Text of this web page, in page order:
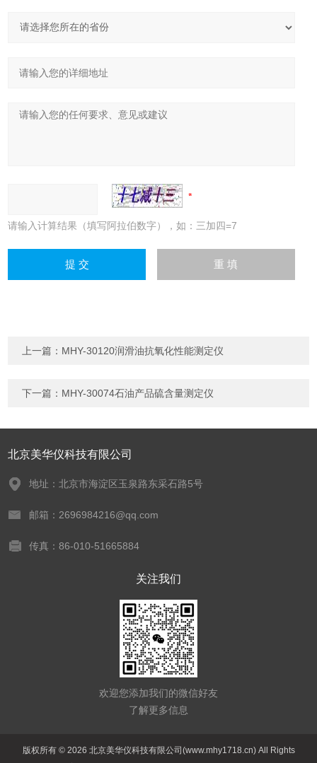
请输入计算结果（填写阿拉伯数字），如：三加四=7
上一篇： MHY-30120润滑油抗氧化性能测定仪
下一篇： MHY-30074石油产品硫含量测定仪
北京美华仪科技有限公司
地址：北京市海淀区玉泉路东采石路5号
邮箱：2696984216@qq.com
传真：86-010-51665884
关注我们
欢迎您添加我们的微信好友
了解更多信息
版权所有 © 2026 北京美华仪科技有限公司(www.mhy1718.cn) All Rights